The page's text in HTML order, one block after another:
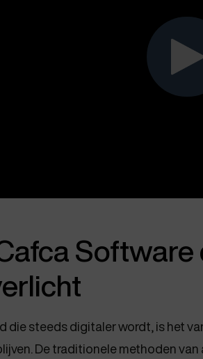
die steeds digitaler wordt, is het
De traditionele methoden